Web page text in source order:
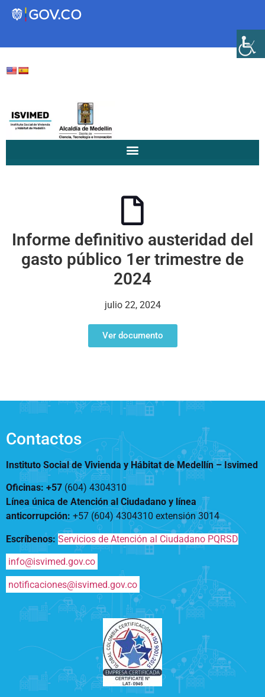
Transparencia
Participa
Hábitat de Medellín
Servicios
Mejoramiento de
Vivienda
Vivienda un proyecto
Arrendamiento temporal
OPV-JVC
Notificaciones
¿Qué es el ISVIMED?
Plan de Desarrollo
Encuesta de Percepción
Opciones de accesibilidad
Centro de relevo
Más Información sobre Accesibilidad
Informe definitivo austeridad del
gasto público 1er trimestre de
2024
julio 22, 2024
Ver documento
Contactos
Instituto Social de Vivienda y Hábitat de Medellín –Isvimed
Oficinas: +57 (604) 4304310
Línea única de Atención al Ciudadano y línea
anticorrupción: +57 (604) 4304310 extensión3014
Escríbenos: Servicios de Atención al Ciudadano PQRSD
info@isvimed.gov.co
notificaciones@isvimed.gov.co